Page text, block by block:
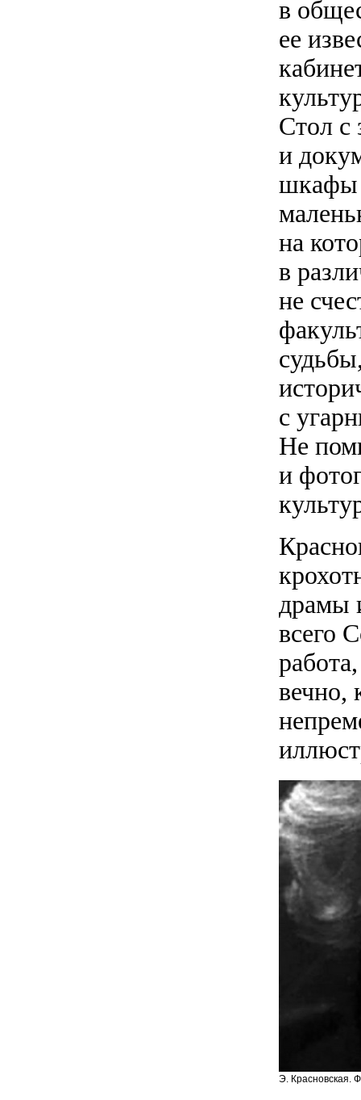
в
ее
Стол с
и
шкафы
на
в
не
с
Не
и
драмы
всего
вечно,
Э. Красновская.